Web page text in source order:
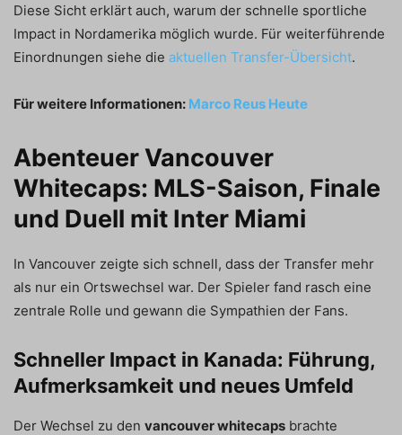
Diese Sicht erklärt auch, warum der schnelle sportliche
Impact in Nordamerika möglich wurde. Für weiterführende
Einordnungen siehe die aktuellen Transfer-Übersicht.
Für weitere Informationen: Marco Reus Heute
Abenteuer Vancouver
Whitecaps: MLS-Saison, Finale
und Duell mit Inter Miami
In Vancouver zeigte sich schnell, dass der Transfer mehr
als nur ein Ortswechsel war. Der Spieler fand rasch eine
zentrale Rolle und gewann die Sympathien der Fans.
Schneller Impact in Kanada: Führung,
Aufmerksamkeit und neues Umfeld
Der Wechsel zu den vancouver whitecaps brachte